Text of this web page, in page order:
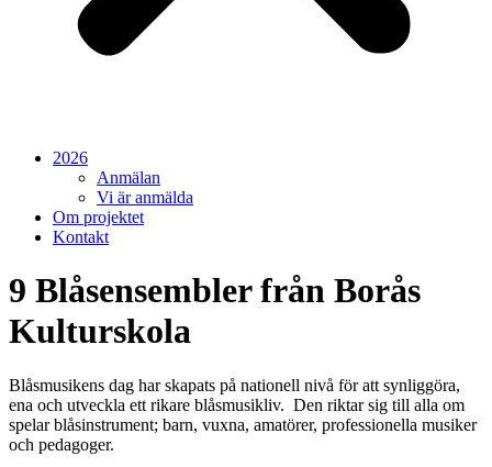
2026
Anmälan
Vi är anmälda
Om projektet
Kontakt
9 Blåsensembler från Borås
Kulturskola
Blåsmusikens dag har skapats på nationell nivå för att synliggöra,
ena och utveckla ett rikare blåsmusikliv. Den riktar sig till alla om
spelar blåsinstrument; barn, vuxna, amatörer, professionella musiker
och pedagoger.